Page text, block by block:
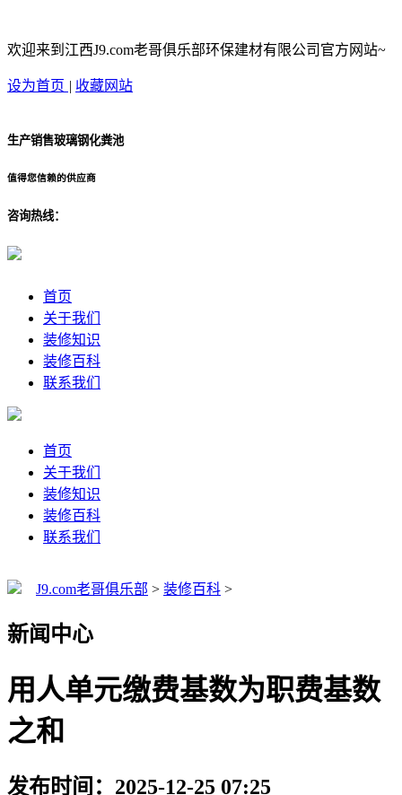
欢迎来到江西J9.com老哥俱乐部环保建材有限公司官方网站~
设为首页 | 收藏网站
生产销售玻璃钢化粪池
值得您信赖的供应商
咨询热线：
首页
关于我们
装修知识
装修百科
联系我们
首页
关于我们
装修知识
装修百科
联系我们
J9.com老哥俱乐部 > 装修百科 >
新闻中心
用人单元缴费基数为职费基数
之和
发布时间：2025-12-25 07:25